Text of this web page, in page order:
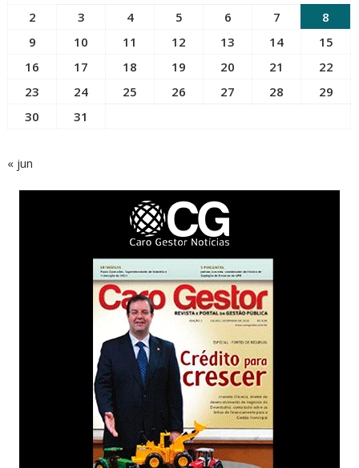
2
3 4 5 6 7
8
9
10 11 12 13 14
15
16
17 18 19 20 21
22
23
24 25 26 27 28
29
30
31
« jun